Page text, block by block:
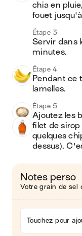
chia en
fouet
Étape 3
Servir dans
minutes.
Étape 4
Pendant ce
lamelles.
Étape 5
Ajoutez les
filet de
quelques
dessus).
Notes perso
Votre grain de sel
Touchez pour